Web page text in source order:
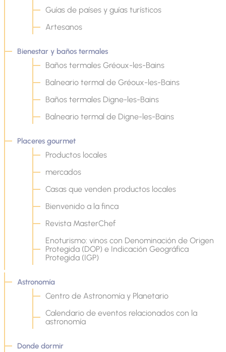
Guías de países y guías turísticos
Artesanos
Bienestar y baños termales
Baños termales Gréoux-les-Bains
Balneario termal de Gréoux-les-Bains
Baños termales Digne-les-Bains
Balneario termal de Digne-les-Bains
Placeres gourmet
Productos locales
mercados
Casas que venden productos locales
Bienvenido a la finca
Revista MasterChef
Enoturismo: vinos con Denominación de Origen
Protegida (DOP) e Indicación Geográfica
Protegida (IGP)
Astronomía
Centro de Astronomía y Planetario
Calendario de eventos relacionados con la
astronomía
Donde dormir